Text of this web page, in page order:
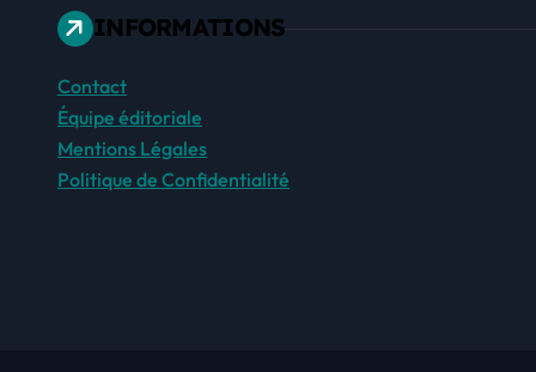
INFORMATIONS
Contact
Équipe éditoriale
Mentions Légales
Politique de Confidentialité